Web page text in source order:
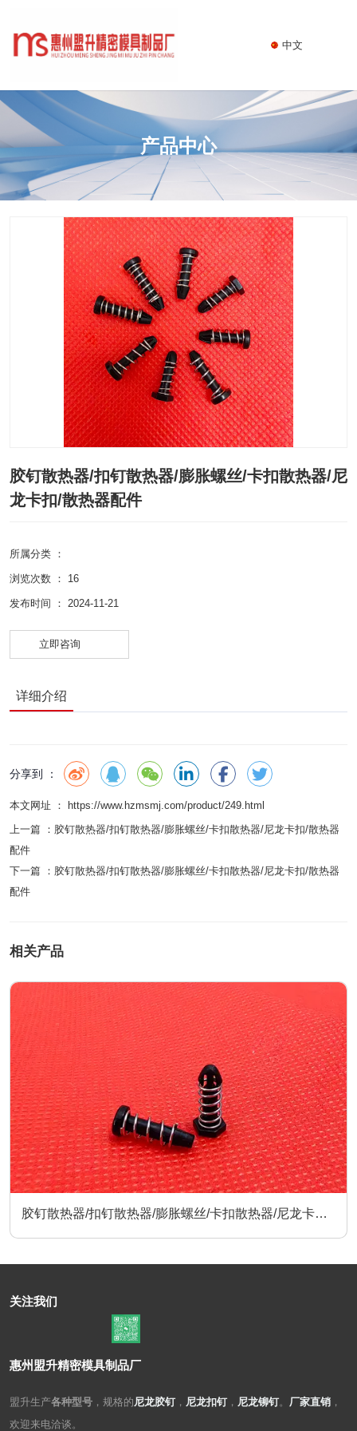
中文
产品中心
胶钉散热器/扣钉散热器/膨胀螺丝/卡扣散热器/尼
龙卡扣/散热器配件
所属分类 ：
浏览次数 ： 16
发布时间 ： 2024-11-21
立即咨询
详细介绍
分享到 ：
本文网址 ： https://www.hzmsmj.com/product/249.html
上一篇 ： 胶钉散热器/扣钉散热器/膨胀螺丝/卡扣散热器/尼龙卡扣/散热器
配件
下一篇 ： 胶钉散热器/扣钉散热器/膨胀螺丝/卡扣散热器/尼龙卡扣/散热器
配件
相关产品
胶钉散热器/扣钉散热器/膨胀螺丝/卡扣散热器/尼龙卡扣/
关注我们
惠州盟升精密模具制品厂
盟升生产各种型号 ，规格的 尼龙胶钉， 尼龙扣钉， 尼龙铆钉。 厂家直销 ，
欢迎来电洽谈。